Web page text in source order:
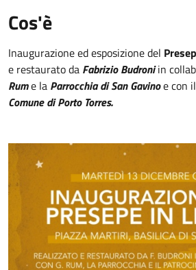
Cos'è
Inaugurazione ed esposizione del
e restaurato da Fabrizio Budroniin
Rume la Parrocchia di San Gavinoe con
Comune di Porto Torres.